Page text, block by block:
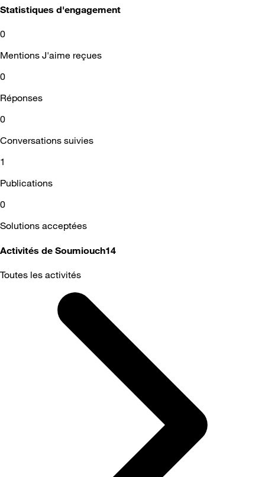
Statistiques d'engagement
0
Mentions J'aime reçues
0
Réponses
0
Conversations suivies
1
Publications
0
Solutions acceptées
Activités de Soumiouch14
Toutes les activités